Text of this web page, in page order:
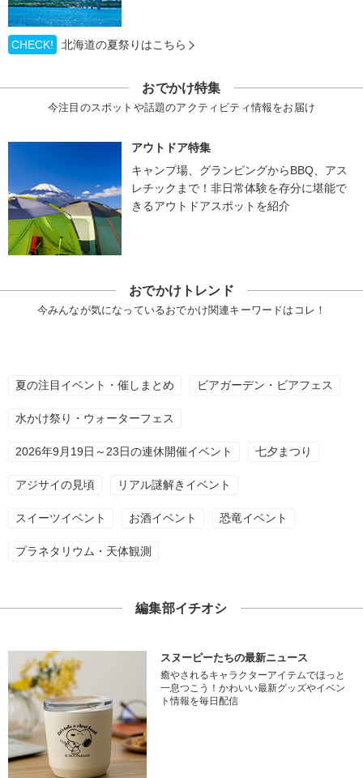
CHECK! 北海道の夏祭りはこちら
おでかけ特集
今注目のスポットや話題のアクティビティ情報をお届け
アウトドア特集
キャンプ場、グランピングからBBQ、アス
レチックまで！非日常体験を存分に堪能で
きるアウトドアスポットを紹介
おでかけトレンド
今みんなが気になっているおでかけ関連キーワードはコレ！
夏の注目イベント・催しまとめ ビアガーデン・ビアフェス
水かけ祭り・ウォーターフェス
2026年9月19日～23日の連休開催イベント 七夕まつり
アジサイの見頃 リアル謎解きイベント
スイーツイベント お酒イベント 恐竜イベント
プラネタリウム・天体観測
編集部イチオシ
スヌーピーたちの最新ニュース
癒やされるキャラクターアイテムでほっと
一息つこう！かわいい最新グッズやイベン
ト情報を毎日配信